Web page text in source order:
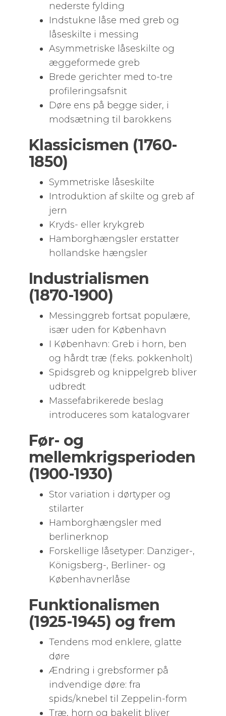
nederste fylding
Indstukne låse med greb og
låseskilte i messing
Asymmetriske låseskilte og
æggeformede greb
Brede gerichter med to-tre
profileringsafsnit
Døre ens på begge sider, i
modsætning til barokkens
Klassicismen (1760-
1850)
Symmetriske låseskilte
Introduktion af skilte og greb af
jern
Kryds- eller krykgreb
Hamborghængsler erstatter
hollandske hængsler
Industrialismen
(1870-1900)
Messinggreb fortsat populære,
især uden for København
I København: Greb i horn, ben
og hårdt træ (f.eks. pokkenholt)
Spidsgreb og knippelgreb bliver
udbredt
Massefabrikerede beslag
introduceres som katalogvarer
Før- og
mellemkrigsperioden
(1900-1930)
Stor variation i dørtyper og
stilarter
Hamborghængsler med
berlinerknop
Forskellige låsetyper: Danziger-,
Königsberg-, Berliner- og
Københavnerlåse
Funktionalismen
(1925-1945) og frem
Tendens mod enklere, glatte
døre
Ændring i grebsformer på
indvendige døre: fra
spids/knebel til Zeppelin-form
Træ, horn og bakelit bliver